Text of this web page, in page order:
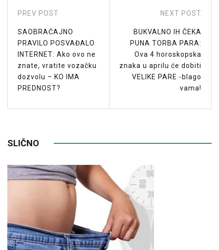
PREV POST
SAOBRAĆAJNO
PRAVILO POSVAĐALO
INTERNET: Ako ovo ne
znate, vratite vozačku
dozvolu – KO IMA
PREDNOST?
NEXT POST
BUKVALNO IH ČEKA
PUNA TORBA PARA:
Ova 4 horoskopska
znaka u aprilu će dobiti
VELIKE PARE -blago
vama!
SLIČNO